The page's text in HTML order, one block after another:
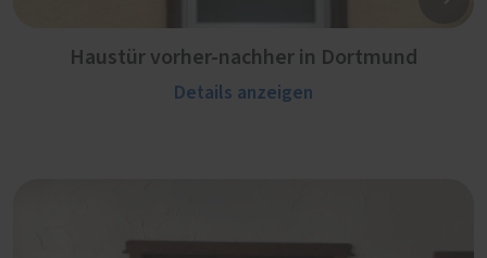
Haustür vorher-nachher in Dortmund
Details anzeigen